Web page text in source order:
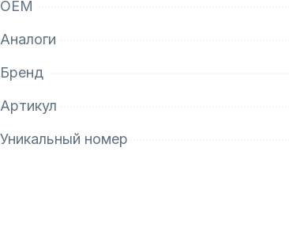
OEM
Аналоги
Бренд
Артикул
Уникальный номер